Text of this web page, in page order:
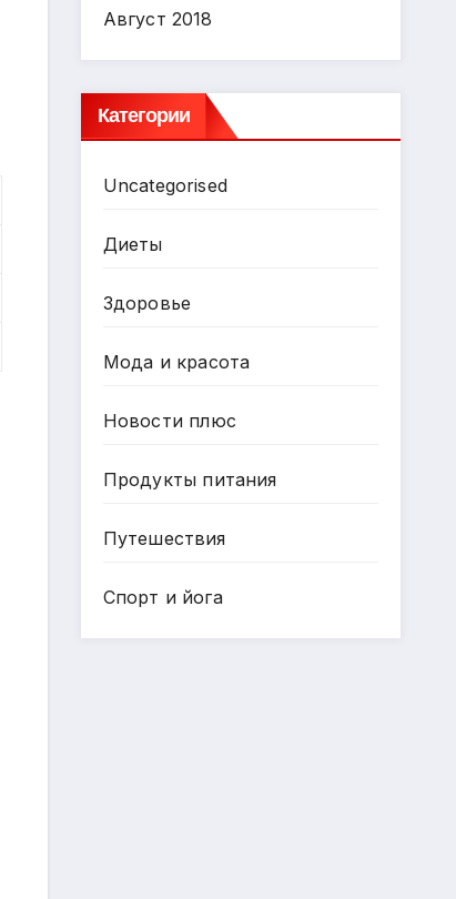
Август 2018
Категории
Uncategorised
Диеты
Здоровье
Мода и красота
Новости плюс
Продукты питания
Путешествия
Спорт и йога